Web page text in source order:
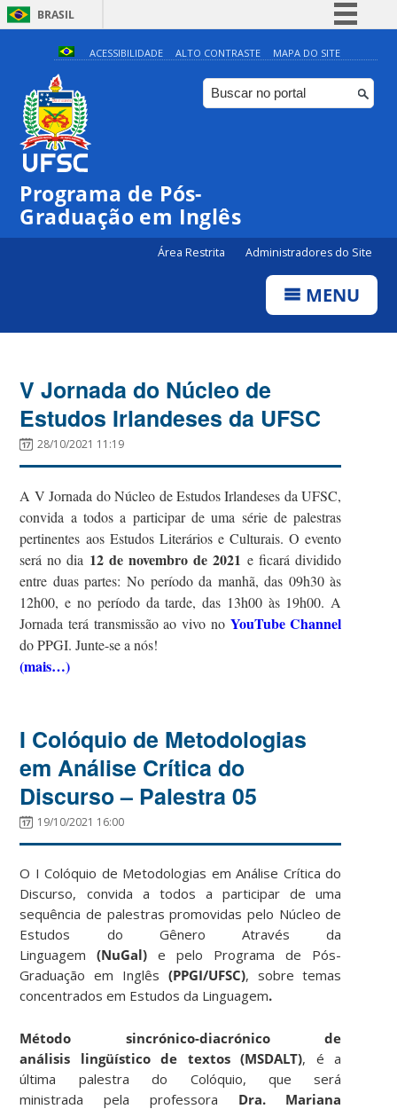
BRASIL
Simplifique!
Comunica BR
Participe
ACESSIBILIDADE ALTO CONTRASTE MAPA DO SITE
Programa de Pós-
Graduação em Inglês
Área Restrita Administradores do Site
MENU
V Jornada do Núcleo de
Estudos Irlandeses da UFSC
28/10/2021 11:19
A V Jornada do Núcleo de Estudos Irlandeses da UFSC,
convida a todos a participar de uma série de palestras
pertinentes aos Estudos Literários e Culturais. O evento
será no dia 12 de novembro de 2021 e ficará dividido
entre duas partes: No período da manhã, das 09h30 às
12h00, e no período da tarde, das 13h00 às 19h00. A
Jornada terá transmissão ao vivo no YouTube Channel
do PPGI. Junte-se a nós!
(mais…)
I Colóquio de Metodologias
em Análise Crítica do
Discurso – Palestra 05
19/10/2021 16:00
O I Colóquio de Metodologias em Análise Crítica do
Discurso, convida a todos a participar de uma
sequência de palestras promovidas pelo Núcleo de
Estudos do Gênero Através da
Linguagem(NuGal)e pelo Programa de Pós-
Graduação em Inglês (PPGI/UFSC), sobre temas
concentrados em Estudos da Linguagem.
Método sincrónico-diacrónico de
análisis lingüístico de textos(MSDALT), é a
última palestra do Colóquio, que será
ministrada pela professora Dra. Mariana